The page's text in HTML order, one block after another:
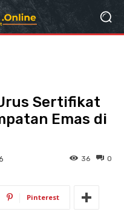
Sertifikat
Emas di
0
36
Pinterest